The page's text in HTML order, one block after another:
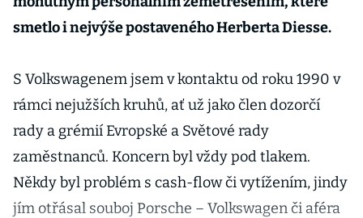
smetlo i nejvýše postaveného Herberta Diesse.
S Volkswagenem jsem v kontaktu od roku 1990 v
rámci nejužších kruhů, ať už jako člen dozorčí
rady a grémií Evropské a Světové rady
zaměstnanců. Koncern byl vždy pod tlakem.
Někdy byl problém s cash-flow či vytížením, jindy
jím otřásal souboj Porsche – Volkswagen či aféra